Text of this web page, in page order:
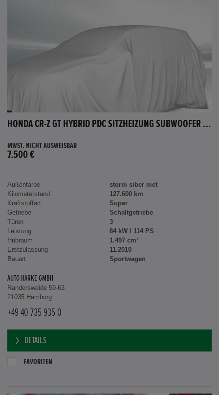
HONDA CR-Z GT HYBRID PDC SITZHEIZUNG SUBWOOFER BLUETOOTH
MWST. NICHT AUSWEISBAR
7.500 €
Außenfarbe
storm siber met
Kilometerstand
127.600 km
Kraftstoffart
Super
Getriebe
Schaltgetriebe
Türen
3
Leistung
84 kW / 114 PS
Hubraum
1.497 cm³
Erstzulassung
11.2010
Bauart
Sportwagen
AUTO HARKE GMBH
Randersweide 59-63
21035 Hamburg
+49 40 735 935 0
DETAILS
FAVORITEN